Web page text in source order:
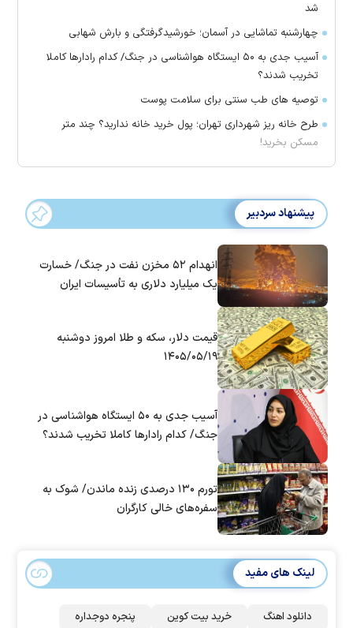
شد
چهارشنبه تماشایی در آسمان؛ خورشیدگرفتگی و بارش شهابی
آسیب جدی به ۵۰ ایستگاه هواشناسی در جنگ/ کدام رادار‌ها کاملا
تخریب شدند؟
توصیه های طب سنتی برای سلامت پوست
طرح خانه ریز شهرداری تهران؛ پول خرید خانه ندارید؟ چند متر
مسکن بخرید!
پیشنهاد سردبیر
انهدام ۵۲ مخزن نفت در جنگ/ خسارت
یک میلیارد دلاری به تأسیسات ایران
قیمت دلار، سکه و طلا امروز دوشنبه
۱۴۰۵/۰۵/۱۹
آسیب جدی به ۵۰ ایستگاه هواشناسی در
جنگ/ کدام رادار‌ها کاملا تخریب شدند؟
تورم ۱۳۰ درصدی زنده ماندن/ شوک به
سفره‌های خالی کارگران
لینک های مفید
دانلود اهنگ خرید بیت کوین پنجره دوجداره